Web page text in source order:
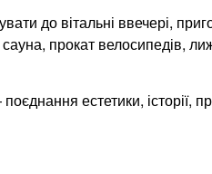
до вітальні ввечері,
прокат велосипедів,
естетики, історії,